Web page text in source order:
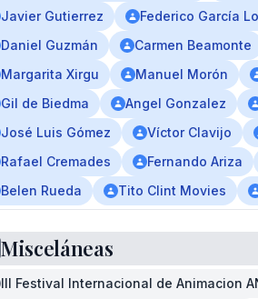
Javier Gutierrez
Federico García
Daniel Guzmán
Carmen Beamonte
Margarita Xirgu
Manuel Morón
Gil de Biedma
Angel Gonzalez
José Luis Gómez
Víctor Clavijo
Rafael Cremades
Fernando Ariza
Belen Rueda
Tito Clint Movies
Misceláneas
III Festival Internacional de Animacion